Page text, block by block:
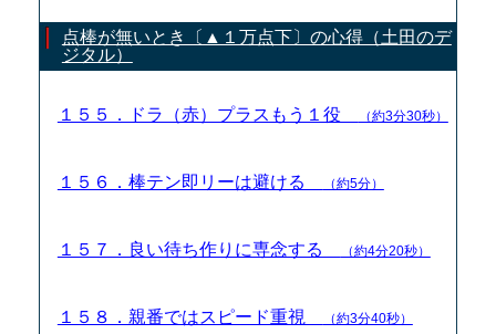
点棒が無いとき〔▲１万点下〕の心得（土田のデ
ジタル）
１５５．ドラ（赤）プラスもう１役 （約3分30秒）
１５６．棒テン即リーは避ける （約5分）
１５７．良い待ち作りに専念する （約4分20秒）
１５８．親番ではスピード重視 （約3分40秒）